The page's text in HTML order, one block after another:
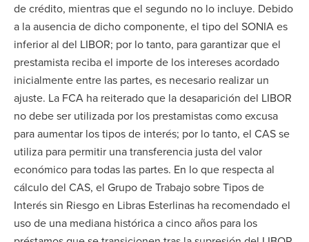
de crédito, mientras que el segundo no lo incluye. Debido
a la ausencia de dicho componente, el tipo del SONIA es
inferior al del LIBOR; por lo tanto, para garantizar que el
prestamista reciba el importe de los intereses acordado
inicialmente entre las partes, es necesario realizar un
ajuste. La FCA ha reiterado que la desaparición del LIBOR
no debe ser utilizada por los prestamistas como excusa
para aumentar los tipos de interés; por lo tanto, el CAS se
utiliza para permitir una transferencia justa del valor
económico para todas las partes. En lo que respecta al
cálculo del CAS, el Grupo de Trabajo sobre Tipos de
Interés sin Riesgo en Libras Esterlinas ha recomendado el
uso de una mediana histórica a cinco años para los